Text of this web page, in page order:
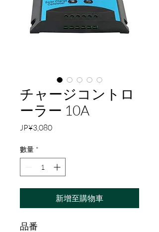
チャージコントロ
ーラー 10A
JP¥3,080價
數量 *
新增至購物車
品番